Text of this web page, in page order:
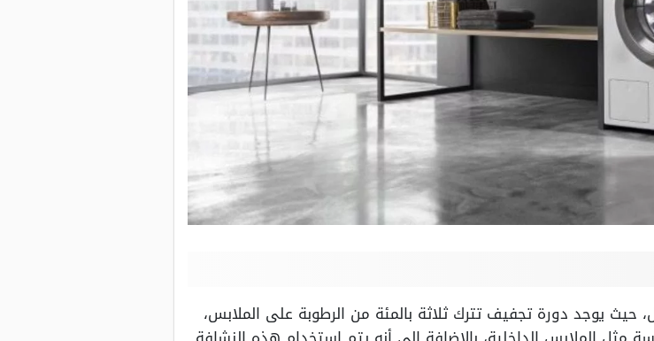
تجفيف كامل، حيث يوجد دورة تجفيف تترك ثلاثة بالمئة من الرطوبة على الملابس،